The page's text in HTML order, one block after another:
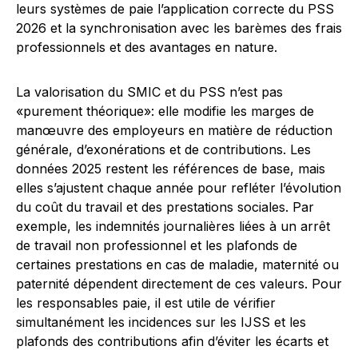
leurs systèmes de paie l’application correcte du PSS
2026 et la synchronisation avec les barèmes des frais
professionnels et des avantages en nature.
La valorisation du SMIC et du PSS n’est pas
«purement théorique»: elle modifie les marges de
manœuvre des employeurs en matière de réduction
générale, d’exonérations et de contributions. Les
données 2025 restent les références de base, mais
elles s’ajustent chaque année pour refléter l’évolution
du coût du travail et des prestations sociales. Par
exemple, les indemnités journalières liées à un arrêt
de travail non professionnel et les plafonds de
certaines prestations en cas de maladie, maternité ou
paternité dépendent directement de ces valeurs. Pour
les responsables paie, il est utile de vérifier
simultanément les incidences sur les IJSS et les
plafonds des contributions afin d’éviter les écarts et